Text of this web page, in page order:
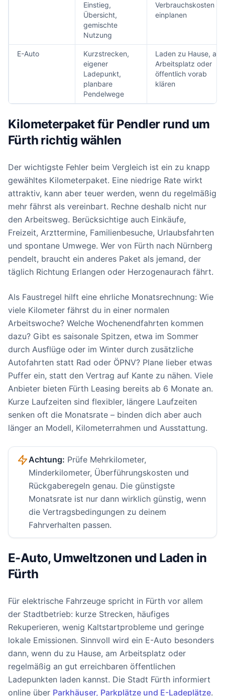
Einstieg,
Übersicht,
gemischte
Nutzung
Verbrauchskosten
einplanen
E-Auto
Kurzstrecken,
eigener
Ladepunkt,
planbare
Pendelwege
Laden zu Hause, am
Arbeitsplatz oder
öffentlich vorab
klären
Kilometerpaket für Pendler rund um
Fürth richtig wählen
Der wichtigste Fehler beim Vergleich ist ein zu knapp
gewähltes Kilometerpaket. Eine niedrige Rate wirkt
attraktiv, kann aber teuer werden, wenn du regelmäßig
mehr fährst als vereinbart. Rechne deshalb nicht nur
den Arbeitsweg. Berücksichtige auch Einkäufe,
Freizeit, Arzttermine, Familienbesuche, Urlaubsfahrten
und spontane Umwege. Wer von Fürth nach Nürnberg
pendelt, braucht ein anderes Paket als jemand, der
täglich Richtung Erlangen oder Herzogenaurach fährt.
Als Faustregel hilft eine ehrliche Monatsrechnung: Wie
viele Kilometer fährst du in einer normalen
Arbeitswoche? Welche Wochenendfahrten kommen
dazu? Gibt es saisonale Spitzen, etwa im Sommer
durch Ausflüge oder im Winter durch zusätzliche
Autofahrten statt Rad oder ÖPNV? Plane lieber etwas
Puffer ein, statt den Vertrag auf Kante zu nähen. Viele
Anbieter bieten Fürth Leasing bereits ab 6 Monate an.
Kurze Laufzeiten sind flexibler, längere Laufzeiten
senken oft die Monatsrate – binden dich aber auch
länger an Modell, Kilometerrahmen und Ausstattung.
Achtung: Prüfe Mehrkilometer,
Minderkilometer, Überführungskosten und
Rückgaberegeln genau. Die günstigste
Monatsrate ist nur dann wirklich günstig, wenn
die Vertragsbedingungen zu deinem
Fahrverhalten passen.
E-Auto, Umweltzonen und Laden in
Fürth
Für elektrische Fahrzeuge spricht in Fürth vor allem
der Stadtbetrieb: kurze Strecken, häufiges
Rekuperieren, wenig Kaltstartprobleme und geringe
lokale Emissionen. Sinnvoll wird ein E-Auto besonders
dann, wenn du zu Hause, am Arbeitsplatz oder
regelmäßig an gut erreichbaren öffentlichen
Ladepunkten laden kannst. Die Stadt Fürth informiert
online über Parkhäuser, Parkplätze und E-Ladeplätze.